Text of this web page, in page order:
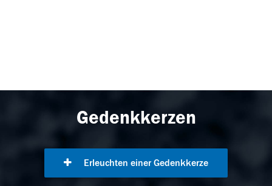
Gedenkkerzen
Erleuchten einer Gedenkkerze